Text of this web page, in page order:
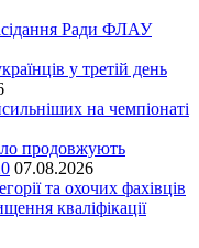
Ради ФЛАУ
у третій день
на чемпіонаті
продовжують
07.08.2026
та охочих фахівців
кваліфікації